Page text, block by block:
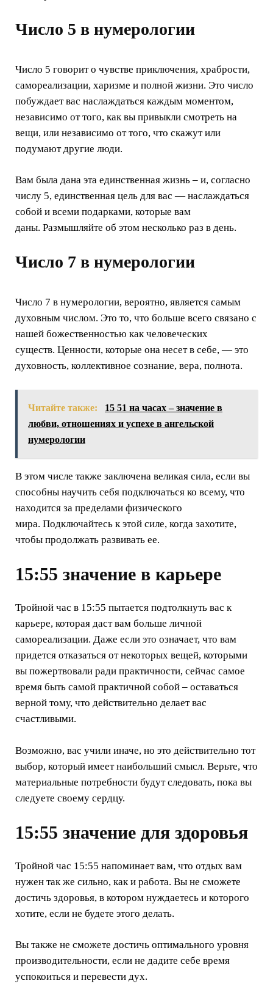
Число 5 в нумерологии
Число 5 говорит о чувстве приключения, храбрости,
самореализации, харизме и полной жизни. Это число
побуждает вас наслаждаться каждым моментом,
независимо от того, как вы привыкли смотреть на
вещи, или независимо от того, что скажут или
подумают другие люди.
Вам была дана эта единственная жизнь – и, согласно
числу 5, единственная цель для вас — наслаждаться
собой и всеми подарками, которые вам
даны. Размышляйте об этом несколько раз в день.
Число 7 в нумерологии
Число 7 в нумерологии, вероятно, является самым
духовным числом. Это то, что больше всего связано с
нашей божественностью как человеческих
существ. Ценности, которые она несет в себе, — это
духовность, коллективное сознание, вера, полнота.
Читайте также:
15 51 на часах – значение в
любви, отношениях и успехе в ангельской
нумерологии
В этом числе также заключена великая сила, если вы
способны научить себя подключаться ко всему, что
находится за пределами физического
мира. Подключайтесь к этой силе, когда захотите,
чтобы продолжать развивать ее.
15:55 значение в карьере
Тройной час в 15:55 пытается подтолкнуть вас к
карьере, которая даст вам больше личной
самореализации. Даже если это означает, что вам
придется отказаться от некоторых вещей, которыми
вы пожертвовали ради практичности, сейчас самое
время быть самой практичной собой – оставаться
верной тому, что действительно делает вас
счастливыми.
Возможно, вас учили иначе, но это действительно тот
выбор, который имеет наибольший смысл. Верьте, что
материальные потребности будут следовать, пока вы
следуете своему сердцу.
15:55 значение для здоровья
Тройной час 15:55 напоминает вам, что отдых вам
нужен так же сильно, как и работа. Вы не сможете
достичь здоровья, в котором нуждаетесь и которого
хотите, если не будете этого делать.
Вы также не сможете достичь оптимального уровня
производительности, если не дадите себе время
успокоиться и перевести дух.